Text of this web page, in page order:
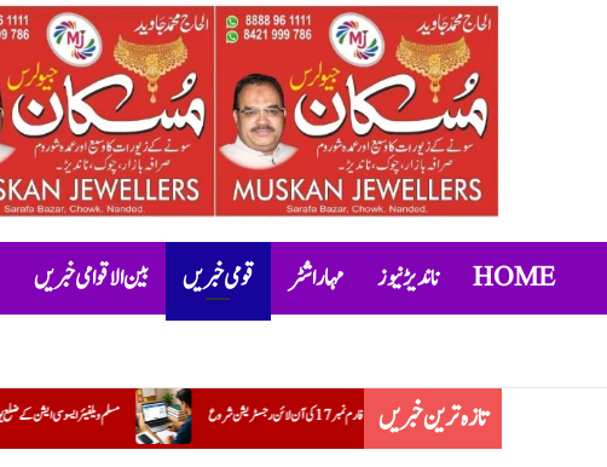
HOME ناندیڑ نیوز مہاراشٹر قومی خبریں بین الاقوامی خبریں
تازہ ترین خبریں مسلم ویلفیئر ایسوسی ایشن کے ضلع یوتھ صدر کے عہدے پر ضرار احمد قریشی کی تقرری